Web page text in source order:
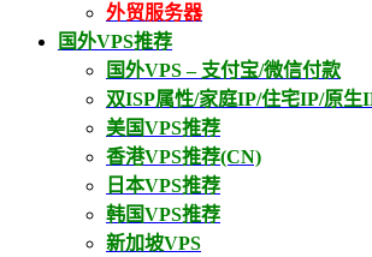
外贸服务器
国外VPS推荐
国外VPS – 支付宝/微信付款
双ISP属性/家庭IP/住宅IP/原生
美国VPS推荐
香港VPS推荐(CN)
日本VPS推荐
韩国VPS推荐
新加坡VPS